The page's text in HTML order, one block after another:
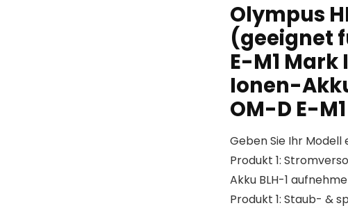
Olympus
(geeignet
E-M1 Mark
Ionen-
OM-D E-
Geben Sie Ihr Modell
Produkt 1:
Akku BLH-1
Produkt 1: Staub- &